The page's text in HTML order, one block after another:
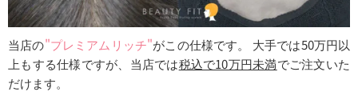
当店の"プレミアムリッチ"がこの仕様です。 大手では50万円以
上もする仕様ですが、当店では税込で10万円未満でご注文いた
だけます。